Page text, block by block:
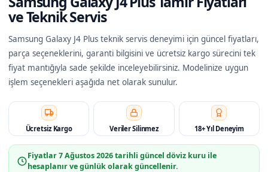
ve Teknik Servis
Samsung Galaxy J4 Plus teknik servis deneyimi için güncel fiyatları,
parça seçeneklerini, garanti bilgisini ve ücretsiz kargo sürecini tek
fiyat mantığıyla sade şekilde inceleyebilirsiniz. Modelinize uygun
işlem seçenekleri aşağıda net olarak sunulur.
Ücretsiz Kargo Veriler Silinmez 18+ Yıl Deneyim
Fiyatlar7 Ağustos 2026tarihli güncel döviz kuru ile
hesaplanır ve günlük olarak güncellenir.